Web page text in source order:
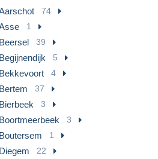
74
1
39
5
4
37
3
3
1
22